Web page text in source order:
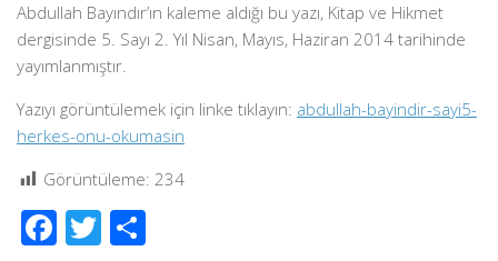
Abdullah Bayındır’ın kaleme aldığı bu yazı, Kitap ve Hikmet
dergisinde 5. Sayı 2. Yıl Nisan, Mayıs, Haziran 2014 tarihinde
yayımlanmıştır.
Yazıyı görüntülemek için linke tıklayın: abdullah-bayindir-sayi5-
herkes-onu-okumasin
Görüntüleme: 234
Facebook
Twitter